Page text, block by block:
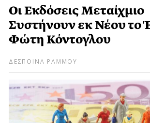
Οι Εκδόσεις Μεταίχμιο
Συστήνουν εκ Νέου το
Φώτη Κόντογλου
ΔΕΣΠΟΙΝΑ ΡΑΜΜΟΥ